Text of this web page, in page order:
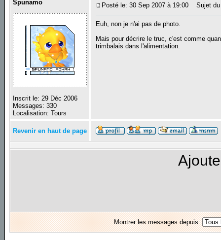
Spunamo
Inscrit le: 29 Déc 2006
Messages: 330
Localisation: Tours
Posté le: 30 Sep 2007 à 19:00 Sujet du
Euh, non je n'ai pas de photo.
Mais pour décrire le truc, c'est comme
trimbalais dans l'alimentation.
Revenir en haut de page
Montrer les messages depuis: